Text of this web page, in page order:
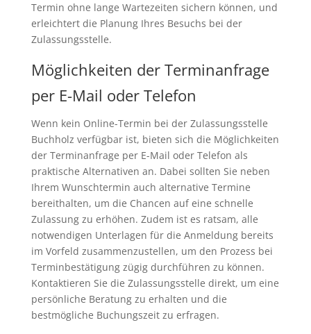
Termin ohne lange Wartezeiten sichern können, und
erleichtert die Planung Ihres Besuchs bei der
Zulassungsstelle.
Möglichkeiten der Terminanfrage
per E-Mail oder Telefon
Wenn kein Online-Termin bei der Zulassungsstelle
Buchholz verfügbar ist, bieten sich die Möglichkeiten
der Terminanfrage per E-Mail oder Telefon als
praktische Alternativen an. Dabei sollten Sie neben
Ihrem Wunschtermin auch alternative Termine
bereithalten, um die Chancen auf eine schnelle
Zulassung zu erhöhen. Zudem ist es ratsam, alle
notwendigen Unterlagen für die Anmeldung bereits
im Vorfeld zusammenzustellen, um den Prozess bei
Terminbestätigung zügig durchführen zu können.
Kontaktieren Sie die Zulassungsstelle direkt, um eine
persönliche Beratung zu erhalten und die
bestmögliche Buchungszeit zu erfragen.